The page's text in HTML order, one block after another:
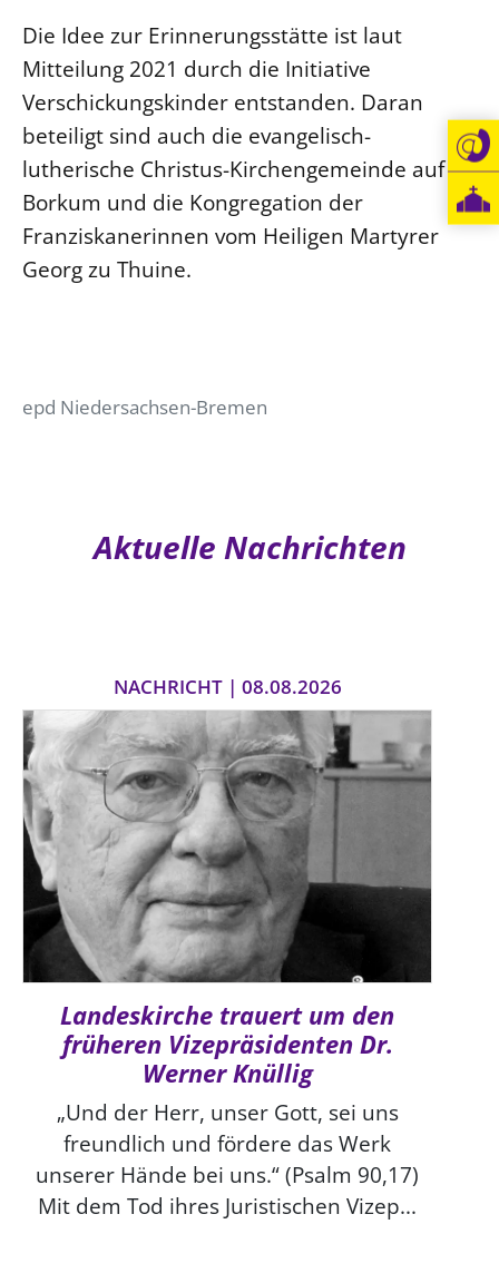
Die Idee zur Erinnerungsstätte ist laut
Mitteilung 2021 durch die Initiative
Verschickungskinder entstanden. Daran
beteiligt sind auch die evangelisch-
lutherische Christus-Kirchengemeinde auf
Borkum und die Kongregation der
Franziskanerinnen vom Heiligen Martyrer
Georg zu Thuine.
epd Niedersachsen-Bremen
Aktuelle Nachrichten
NACHRICHT | 08.08.2026
Landeskirche trauert um den
früheren Vizepräsidenten Dr.
Werner Knüllig
„Und der Herr, unser Gott, sei uns
freundlich und fördere das Werk
unserer Hände bei uns.“ (Psalm 90,17)
Mit dem Tod ihres Juristischen Vizep...
Projektmanagement
Recht
Terminstundenplaner